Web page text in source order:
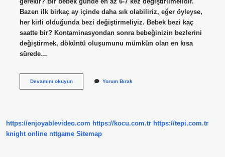
Bazen ilk birkaç ay içinde daha sık olabiliriz, eğer öyleyse,
her kirli olduğunda bezi değiştirmeliyiz. Bebek bezi kaç
saatte bir? Kontaminasyondan sonra bebeğinizin bezlerini
değiştirmek, döküntü oluşumunu mümkün olan en kısa
sürede…
Devamını okuyunBebek
Yorum Bırak
https://enjoyablevideo.com https://kocu.com.tr https://tepi.com.tr
knight online nttgame Sitemap